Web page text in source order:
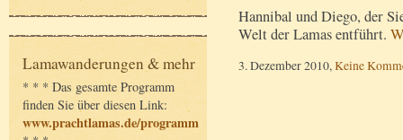
Lamawanderungen & mehr
* * * Das gesamte Programm
finden Sie über diesen Link:
www.prachtlamas.de/programm
Hannibal und Diego, der
Welt der Lamas entführt.
3. Dezember 2010,Keine